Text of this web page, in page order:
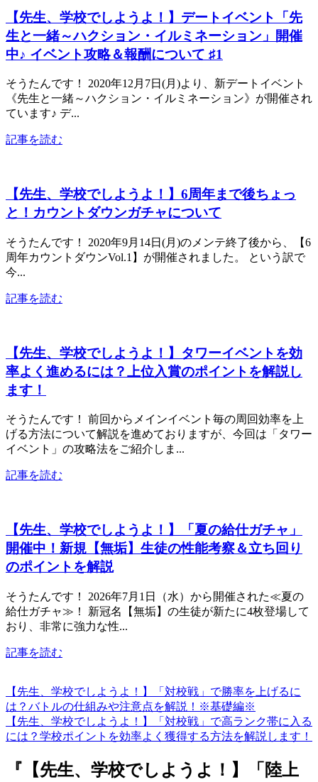
【先生、学校でしようよ！】デートイベント「先
生と一緒～ハクション・イルミネーション」開催
中♪ イベント攻略＆報酬について ♯1
そうたんです！ 2020年12月7日(月)より、新デートイベント
《先生と一緒～ハクション・イルミネーション》が開催され
ています♪ デ...
記事を読む
【先生、学校でしようよ！】6周年まで後ちょっ
と！カウントダウンガチャについて
そうたんです！ 2020年9月14日(月)のメンテ終了後から、【6
周年カウントダウンVol.1】が開催されました。 という訳で
今...
記事を読む
【先生、学校でしようよ！】タワーイベントを効
率よく進めるには？上位入賞のポイントを解説し
ます！
そうたんです！ 前回からメインイベント毎の周回効率を上
げる方法について解説を進めておりますが、今回は「タワー
イベント」の攻略法をご紹介しま...
記事を読む
【先生、学校でしようよ！】「夏の給仕ガチャ」
開催中！新規【無垢】生徒の性能考察＆立ち回り
のポイントを解説
そうたんです！ 2026年7月1日（水）から開催された≪夏の
給仕ガチャ≫！ 新冠名【無垢】の生徒が新たに4枚登場して
おり、非常に強力な性...
記事を読む
【先生、学校でしようよ！】「対校戦」で勝率を上げるに
は？バトルの仕組みや注意点を解説！※基礎編※
【先生、学校でしようよ！】「対校戦」で高ランク帯に入る
には？学校ポイントを効率よく獲得する方法を解説します！
『【先生、学校でしようよ！】「陸上